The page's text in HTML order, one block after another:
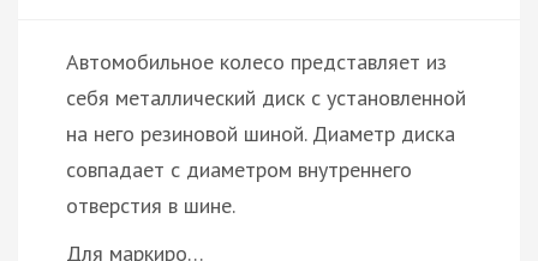
Автомобильное колесо представляет из
себя металлический диск с установленной
на него резиновой шиной. Диаметр диска
совпадает с диаметром внутреннего
отверстия в шине.
Для маркиро…